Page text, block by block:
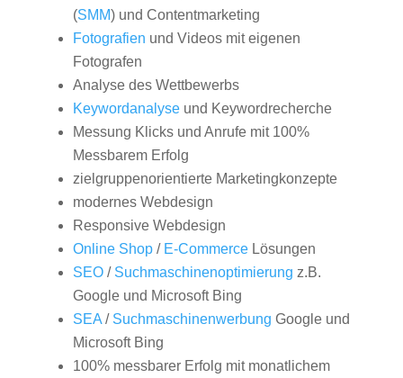
(SMM) und Contentmarketing
Fotografien und Videos mit eigenen
Fotografen
Analyse des Wettbewerbs
Keywordanalyseund Keywordrecherche
Messung Klicks und Anrufe mit 100%
Messbarem Erfolg
zielgruppenorientierte Marketingkonzepte
modernes Webdesign
Responsive Webdesign
Online Shop/ E-CommerceLösungen
SEO/ Suchmaschinenoptimierung z.B.
Google und Microsoft Bing
SEA/ Suchmaschinenwerbung Google und
Microsoft Bing
100% messbarer Erfolg mit monatlichem